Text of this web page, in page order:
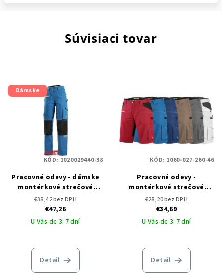
Súvisiaci tovar
Dámske
Pracovné odevy - dámske
montérkové strečové
nohavice do pása CXS
STRETCH
€38,42 bez DPH
€47,26
U Vás do 3-7 dní
Detail
KÓD: 1020029440-38
Pracovné odevy -
montérkové strečové
kraťasy CXS STRETCH
€28,20 bez DPH
€34,69
U Vás do 3-7 dní
Detail
KÓD: 1060-027-260-46